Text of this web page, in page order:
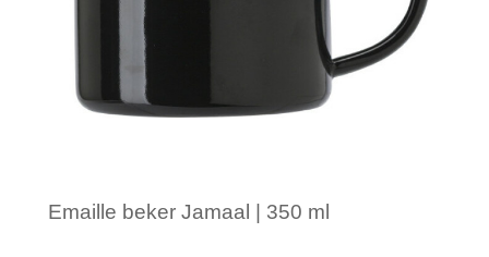
Emaille beker Jamaal | 350 ml